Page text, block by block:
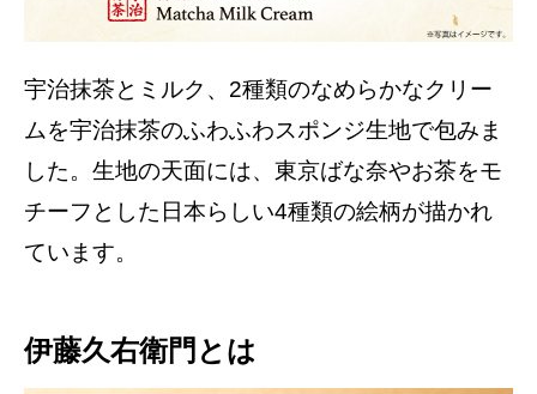
宇治抹茶とミルク、2種類のなめらかなクリー
ムを宇治抹茶のふわふわスポンジ生地で包みま
した。生地の天面には、東京ばな奈やお茶をモ
チーフとした日本らしい4種類の絵柄が描かれ
ています。
伊藤久右衛門とは